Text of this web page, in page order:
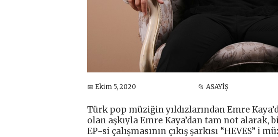
📅 Ekim 5, 2020 📂 ASAYİŞ
Türk pop müziğin yıldızlarından Emre
olan aşkıyla Emre Kaya’dan tam not alarak,
EP-si çalışmasının çıkış şarkısı “HEVES” i